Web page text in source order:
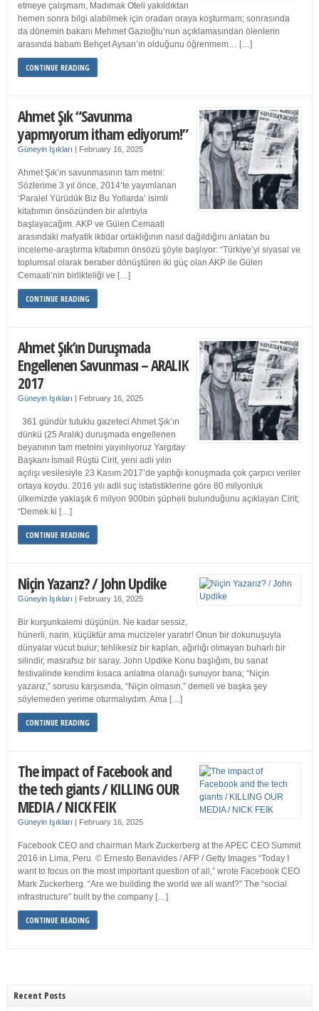
etmeye çalışmam, Madımak Oteli yakıldıktan
hemen sonra bilgi alabilmek için oradan oraya koşturmam; sonrasında
da dönemin bakanı Mehmet Gazioğlu’nun açıklamasından ölenlerin
arasında babam Behçet Aysan’ın olduğunu öğrenmem… […]
CONTINUE READING
Ahmet Şık “Savunma
yapmıyorum itham ediyorum!”
Güneyin Işıkları | February 16, 2025
Ahmet Şık’ın savunmasının tam metni:
Sözlerime 3 yıl önce, 2014’te yayımlanan
‘Paralel Yürüdük Biz Bu Yollarda’ isimli
kitabımın önsözünden bir alıntıyla
başlayacağım. AKP ve Gülen Cemaati
arasındaki mafyatik iktidar ortaklığının nasıl dağıldığını anlatan bu
inceleme-araştırma kitabımın önsözü şöyle başlıyor: “Türkiye’yi siyasal ve
toplumsal olarak beraber dönüştüren iki güç olan AKP ile Gülen
Cemaati’nin birlikteliği ve […]
CONTINUE READING
Ahmet Şık’ın Duruşmada
Engellenen Savunması – ARALIK
2017
Güneyin Işıkları | February 16, 2025
361 gündür tutuklu gazeteci Ahmet Şık’ın
dünkü (25 Aralık) duruşmada engellenen
beyanının tam metnini yayınlıyoruz Yargıtay
Başkanı İsmail Rüştü Cirit, yeni adli yılın
açılışı vesilesiyle 23 Kasım 2017’de yaptığı konuşmada çok çarpıcı veriler
ortaya koydu. 2016 yılı adli suç istatistiklerine göre 80 milyonluk
ülkemizde yaklaşık 6 milyon 900bin şüpheli bulunduğunu açıklayan Cirit;
“Demek ki […]
CONTINUE READING
Niçin Yazarız? / John Updike
Güneyin Işıkları | February 16, 2025
Bir kurşunkalemi düşünün. Ne kadar sessiz,
hünerli, narin, küçüktür ama mucizeler yaratır! Onun bir dokunuşuyla
dünyalar vücut bulur; tehlikesiz bir kaplan, ağırlığı olmayan buharlı bir
silindir, masrafsız bir saray. John Updike Konu başlığım, bu sanat
festivalinde kendimi kısaca anlatma olanağı sunuyor bana; “Niçin
yazarız,” sorusu karşısında, “Niçin olmasın,” demeli ve başka şey
söylemeden yerime oturmalıydım. Ama […]
CONTINUE READING
The impact of Facebook and
the tech giants / KILLING OUR
MEDIA / NICK FEIK
Güneyin Işıkları | February 16, 2025
Facebook CEO and chairman Mark Zuckerberg at the APEC CEO Summit
2016 in Lima, Peru. © Ernesto Benavides / AFP / Getty Images “Today I
want to focus on the most important question of all,” wrote Facebook CEO
Mark Zuckerberg. “Are we building the world we all want?” The “social
infrastructure” built by the company […]
CONTINUE READING
Recent Posts